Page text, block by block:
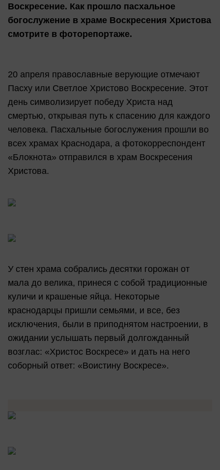
Воскресение. Как прошло пасхальное
богослужение в храме Воскресения Христова
смотрите в фоторепортаже.
20 апреля православные верующие отмечают
Пасху или Светлое Христово Воскресение. Этот
день символизирует победу Христа над
смертью, открывая путь к спасению для каждого
человека. Пасхальные богослужения прошли во
всех храмах Краснодара, а фотокорреспондент
«Блокнота» отправился в храм Воскресения
Христова.
У стен храма собрались десятки горожан от
мала до велика, принеся с собой традиционные
куличи и крашеные яйца. Некоторые
краснодарцы пришли семьями, и все, без
исключения, были в приподнятом настроении, в
ожидании услышать первый долгожданный
возглас: «Христос Воскресе» и дать на него
соборный ответ: «Воистину Воскресе».